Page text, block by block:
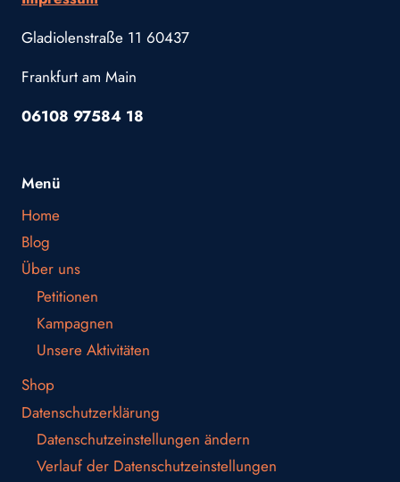
Gladiolenstraße 11 60437
Frankfurt am Main
06108 97584 18
Menü
Home
Blog
Über uns
Petitionen
Kampagnen
Unsere Aktivitäten
Shop
Datenschutzerklärung
Datenschutzeinstellungen ändern
Verlauf der Datenschutzeinstellungen